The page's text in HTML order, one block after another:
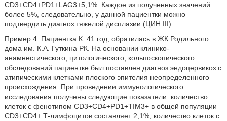
CD3+CD4+PD1+LAG3+5,1%. Каждое из полученных значений
более 5%, следовательно, у данной пациентки можно
подтвердить диагноз тяжелой дисплазии (ЦИН III).
Пример 4. Пациентка К. 41 год, обратилась в ЖК Родильного
дома им. К.А. Гуткина РК. На основании клинико-
анамнестического, цитологического, кольпоскопического
обследований пациентке был поставлен диагноз эндоцервикоз с
атипическими клетками плоского эпителия неопределенного
происхождения. При проведении иммунологического
исследования получены следующие показатели: количество
клеток с фенотипом CD3+CD4+PD1+TIM3+ в общей популяции
CD3+CD4+ Т-лимфоцитов составляет 2,1%, количество клеток с